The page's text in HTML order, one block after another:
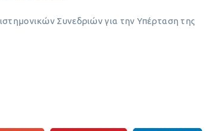
Συνεδριών για την Υπέρταση της